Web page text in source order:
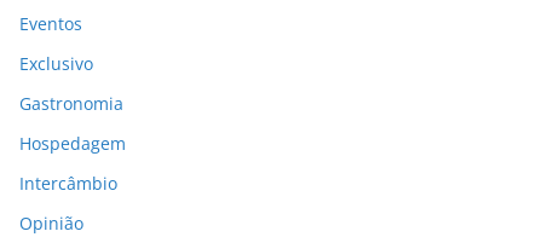
Eventos
Exclusivo
Gastronomia
Hospedagem
Intercâmbio
Opinião